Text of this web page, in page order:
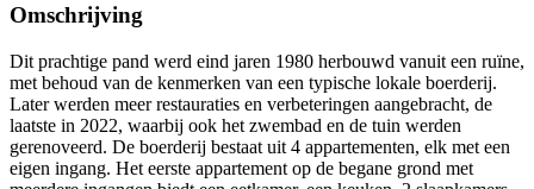
Omschrijving
Dit prachtige pand werd eind jaren 1980 herbouwd vanuit een ruïne,
met behoud van de kenmerken van een typische lokale boerderij.
Later werden meer restauraties en verbeteringen aangebracht, de
laatste in 2022, waarbij ook het zwembad en de tuin werden
gerenoveerd. De boerderij bestaat uit 4 appartementen, elk met een
eigen ingang. Het eerste appartement op de begane grond met